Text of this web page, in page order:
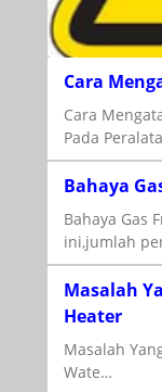
Cara
Cara
Pada
Bahaya
Bahaya
ini,jumlah
Masalah
Heater
Masalah
Wate…